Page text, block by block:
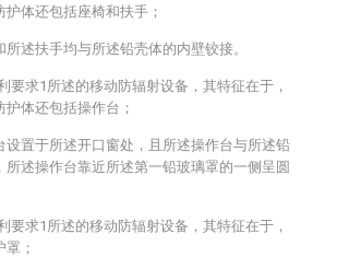
护体还包括座椅和扶手；
所述扶手均与所述铅壳体的内壁铰接。
要求1所述的移动防辐射设备，其特征在于，
护体还包括操作台；
设置于所述开口窗处，且所述操作台与所述铅
所述操作台靠近所述第一铅玻璃罩的一侧呈圆
要求1所述的移动防辐射设备，其特征在于，
；